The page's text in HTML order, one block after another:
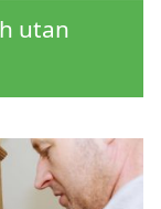
utan